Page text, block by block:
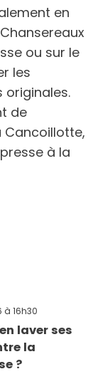
en
ou sur le
les
originales.
de
Cancoillotte,
à la
à 16h30
laver ses
la
?